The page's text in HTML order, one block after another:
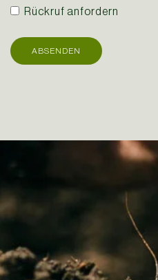
Rückruf anfordern
ABSENDEN